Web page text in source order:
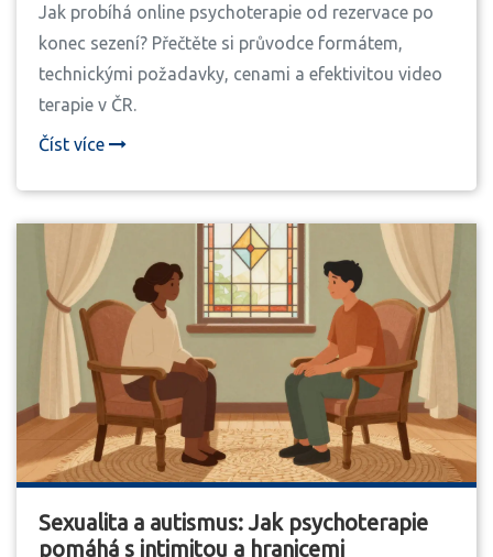
Jak probíhá online psychoterapie od rezervace po
konec sezení? Přečtěte si průvodce formátem,
technickými požadavky, cenami a efektivitou video
terapie v ČR.
Číst více
Sexualita a autismus: Jak psychoterapie
pomáhá s intimitou a hranicemi